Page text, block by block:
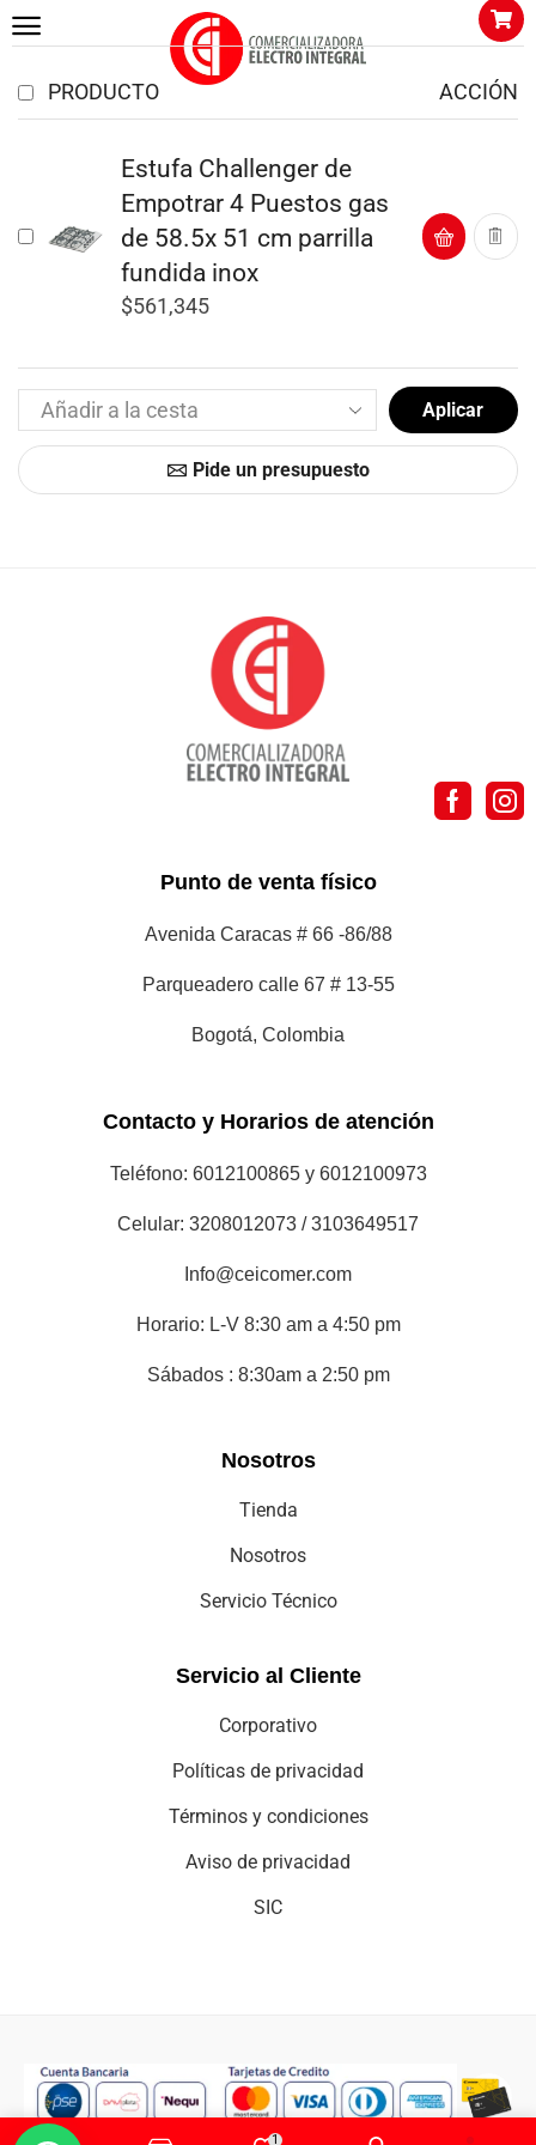
PRODUCTO ACCIÓN
Estufa Challenger de
Empotrar 4 Puestos gas
de 58.5x 51 cm parrilla
fundida inox
$561,345
Aplicar
Pide un presupuesto
1
Punto de venta físico
Avenida Caracas # 66 -86/88
Parqueadero calle 67 # 13-55
Bogotá, Colombia
Contacto y Horarios de atención
Teléfono: 6012100865 y 6012100973
Celular: 3208012073 / 3103649517
Info@ceicomer.com
Horario: L-V 8:30 am a 4:50 pm
Sábados : 8:30am a 2:50 pm
Nosotros
Tienda
Nosotros
Servicio Técnico
Servicio al Cliente
Corporativo
Políticas de privacidad
Términos y condiciones
Aviso de privacidad
SIC